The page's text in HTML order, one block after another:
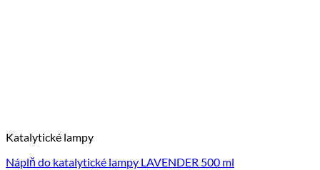
Katalytické lampy
Náplň do katalytické lampy LAVENDER 500 ml